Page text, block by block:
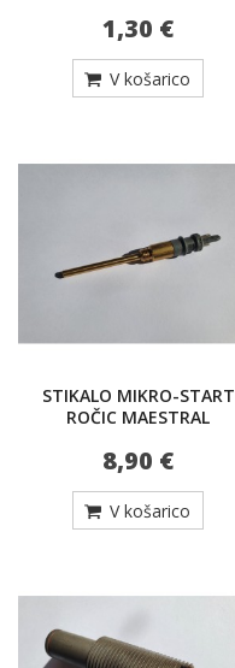
1,30 €
V košarico
STIKALO MIKRO-START
ROČIC MAESTRAL
8,90 €
V košarico